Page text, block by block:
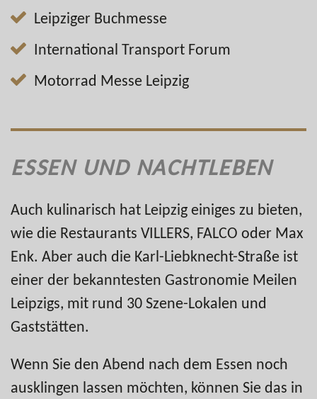
Leipziger Buchmesse
International Transport Forum
Motorrad Messe Leipzig
ESSEN UND NACHTLEBEN
Auch kulinarisch hat Leipzig einiges zu bieten,
wie die Restaurants VILLERS, FALCO oder Max
Enk. Aber auch die Karl-Liebknecht-Straße ist
einer der bekanntesten Gastronomie Meilen
Leipzigs, mit rund 30 Szene-Lokalen und
Gaststätten.
Wenn Sie den Abend nach dem Essen noch
ausklingen lassen möchten, können Sie das in